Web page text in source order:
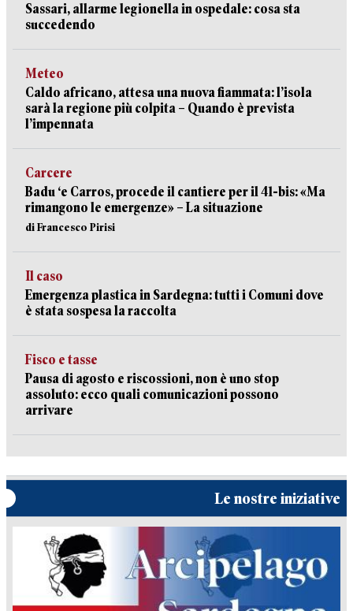
Sassari, allarme legionella in ospedale: cosa sta
succedendo
Meteo
Caldo africano, attesa una nuova fiammata: l’isola
sarà la regione più colpita – Quando è prevista
l’impennata
Carcere
Badu ‘e Carros, procede il cantiere per il 41-bis: «Ma
rimangono le emergenze» – La situazione
di Francesco Pirisi
Il caso
Emergenza plastica in Sardegna: tutti i Comuni dove
è stata sospesa la raccolta
Fisco e tasse
Pausa di agosto e riscossioni, non è uno stop
assoluto: ecco quali comunicazioni possono
arrivare
Le nostre iniziative